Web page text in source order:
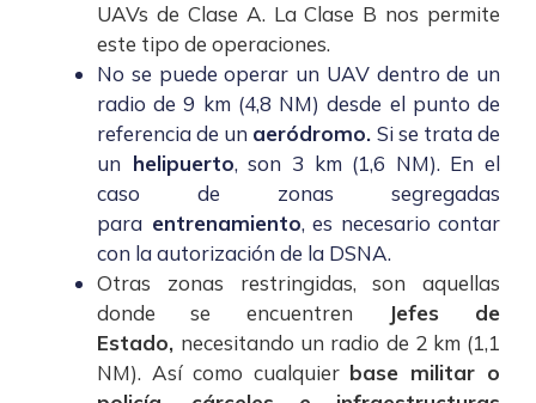
UAVs de Clase A. La Clase B nos permite
este tipo de operaciones.
No se puede operar un UAV dentro de un
radio de 9 km (4,8 NM) desde el punto de
referencia de un aeródromo. Si se trata de
un helipuerto, son 3 km (1,6 NM). En el
caso de zonas segregadas
para entrenamiento, es necesario contar
con la autorización de la DSNA.
Otras zonas restringidas, son aquellas
donde se encuentren Jefes de
Estado, necesitando un radio de 2 km (1,1
NM). Así como cualquier base militar o